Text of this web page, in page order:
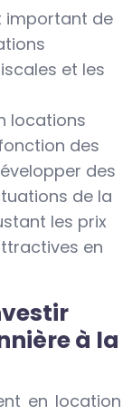
important de
et les
locations
des
des
de la
les prix
en
à la
en location